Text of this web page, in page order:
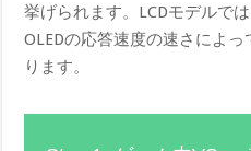
挙げられます。LCDモデルで
OLEDの応答速度の速さによ
ります。